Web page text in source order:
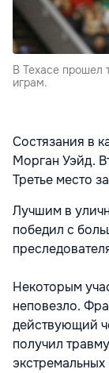
В Техасе прошел
играм.
Состязания в
Морган Уэйд.
Третье место
Лучшим в
победил с
Некоторым
неповезло.
действующий
получил
экстремальных